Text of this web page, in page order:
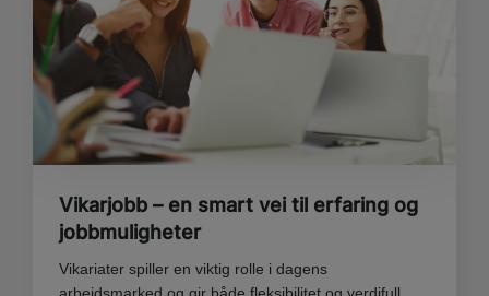
Vikarjobb – en smart vei til erfaring og
jobbmuligheter
Vikariater spiller en viktig rolle i dagens
arbeidsmarked og gir både fleksibilitet og verdifull